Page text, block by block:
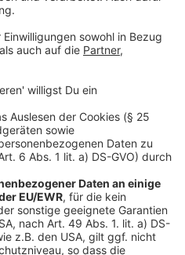
ab Bustreff um 13.45
um 16.45 Uhr.
der reguläre Takt, in der
Fahrtwünsche müssen
2191920 mindestens 30
wie gewohnt
Bustreff -
Rosenmontagszuges
14.15 Uhr und ca. 16.45